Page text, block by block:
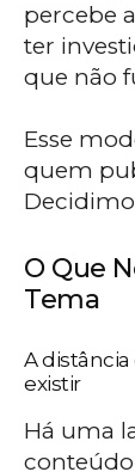
percebe
ter
que não
Esse
quem
O Que
Tema
A
existir
Há uma
conteúdo